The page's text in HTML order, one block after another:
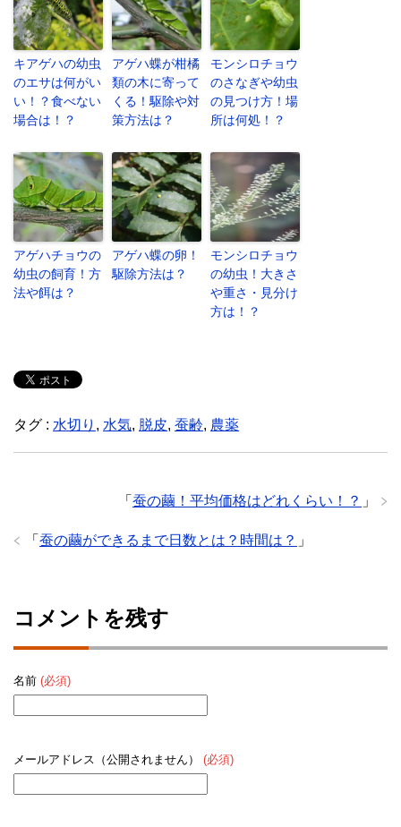
キアゲハの幼虫
のエサは何がい
い！？食べない
場合は！？
アゲハ蝶が柑橘
類の木に寄って
くる！駆除や対
策方法は？
モンシロチョウ
のさなぎや幼虫
の見つけ方！場
所は何処！？
アゲハチョウの
幼虫の飼育！方
法や餌は？
アゲハ蝶の卵！
駆除方法は？
モンシロチョウ
の幼虫！大きさ
や重さ・見分け
方は！？
タグ : 水切り , 水気, 脱皮, 蚕齢, 農薬
「 蚕の繭！平均価格はどれくらい！？ 」
「 蚕の繭ができるまで日数とは？時間は？ 」
コメントを残す
名前 (必須)
メールアドレス（公開されません） (必須)